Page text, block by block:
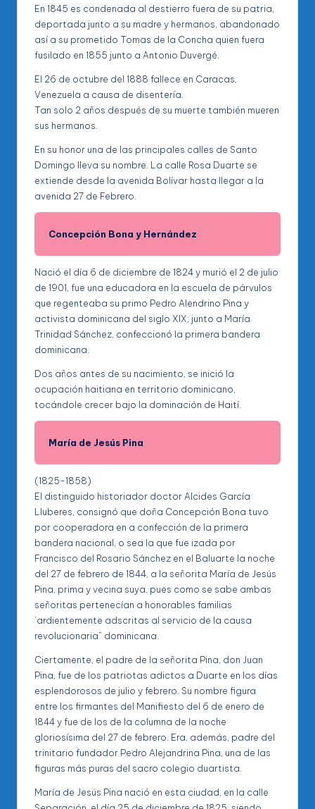
En 1845 es condenada al destierro fuera de su patria,
deportada junto a su madre y hermanos, abandonado
así a su prometido Tomas de la Concha quien fuera
fusilado en 1855 junto a Antonio Duvergé.
El 26 de octubre del 1888 fallece en Caracas,
Venezuela a causa de disentería.
Tan solo 2 años después de su muerte también mueren
sus hermanos.
En su honor una de las principales calles de Santo
Domingo lleva su nombre. La calle Rosa Duarte se
extiende desde la avenida Bolívar hasta llegar a la
avenida 27 de Febrero.
Concepción Bona y Hernández
Nació el día 6 de diciembre de 1824 y murió el 2 de julio
de 1901, fue una educadora en la escuela de párvulos
que regenteaba su primo Pedro Alendrino Pina y
activista dominicana del siglo XIX; junto a María
Trinidad Sánchez, confeccionó la primera bandera
dominicana.
Dos años antes de su nacimiento, se inició la
ocupación haitiana en territorio dominicano,
tocándole crecer bajo la dominación de Haití.
María de Jesús Pina
(1825-1858)
El distinguido historiador doctor Alcides García
Lluberes, consignó que doña Concepción Bona tuvo
por cooperadora en a confección de la primera
bandera nacional, o sea la que fue izada por
Francisco del Rosario Sánchez en el Baluarte la noche
del 27 de febrero de 1844, a la señorita María de Jesús
Pina, prima y vecina suya, pues como se sabe ambas
señoritas pertenecían a honorables familias
‘ardientemente adscritas al servicio de la causa
revolucionaria” dominicana.
Ciertamente, el padre de la señorita Pina, don Juan
Pina, fue de los patriotas adictos a Duarte en los días
esplendorosos de julio y febrero. Su nombre figura
entre los firmantes del Manifiesto del 6 de enero de
1844 y fue de los de la columna de la noche
gloriosísima del 27 de febrero. Era, además, padre del
trinitario fundador Pedro Alejandrina Pina, una de las
figuras más puras del sacro colegio duartista.
María de Jesús Pina nació en esta ciudad, en la calle